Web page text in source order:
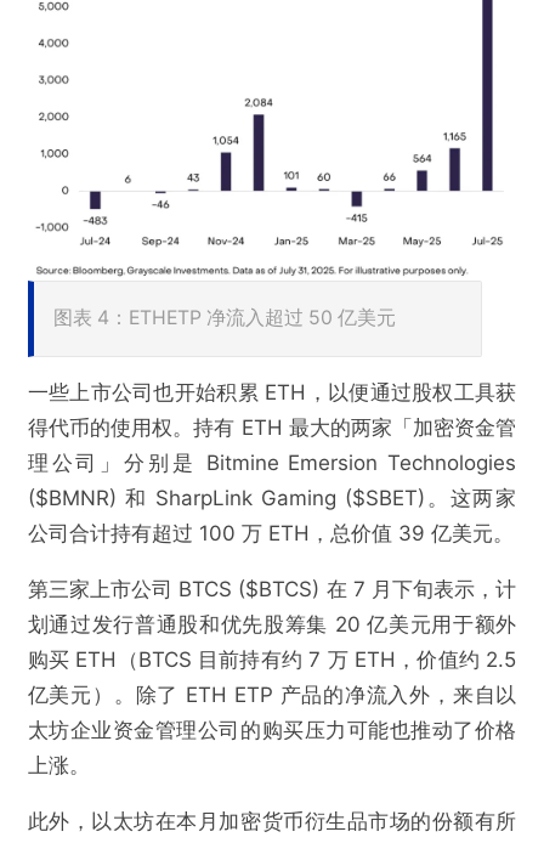
@白话区块链
灰度报告：监管破局、资本涌入，以太坊成为7
月最大赢家
欺诈 诱导行为
不实信息 违法犯罪 其他
图表 4：ETHETP 净流入超过 50 亿美元
一些上市公司也开始积累 ETH，以便通过股权工具获
得代币的使用权。持有 ETH 最大的两家「加密资金管
理公司」分别是 Bitmine Emersion Technologies
($BMNR) 和 SharpLink Gaming ($SBET)。这两家
公司合计持有超过 100 万 ETH，总价值 39 亿美元。
第三家上市公司 BTCS ($BTCS) 在 7 月下旬表示，计
划通过发行普通股和优先股筹集 20 亿美元用于额外
购买 ETH（BTCS 目前持有约 7 万 ETH，价值约 2.5
亿美元）。除了 ETH ETP 产品的净流入外，来自以
太坊企业资金管理公司的购买压力可能也推动了价格
上涨。
此外，以太坊在本月加密货币衍生品市场的份额有所